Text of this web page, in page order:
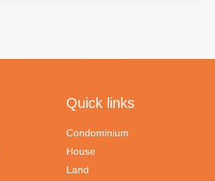
Quick links
Condominium
House
Land